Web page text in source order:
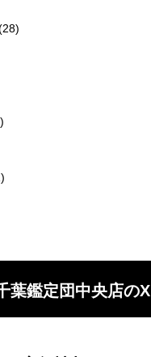
葉鑑定団中央店のX